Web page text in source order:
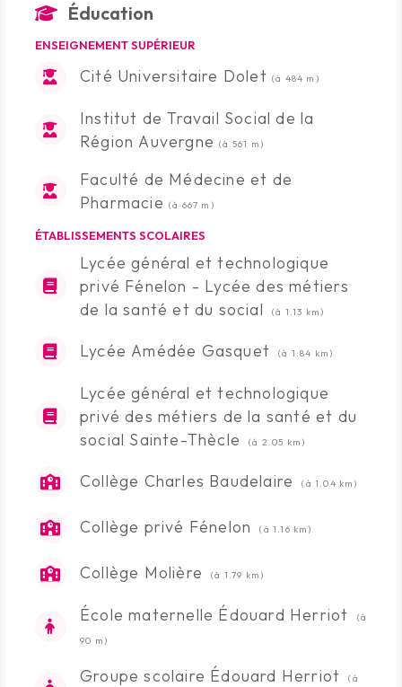
Éducation
ENSEIGNEMENT SUPÉRIEUR
Cité Universitaire Dolet (à 484 m)
Institut de Travail Social de la
Région Auvergne(à 561 m)
Faculté de Médecine et de
Pharmacie (à 667 m)
ÉTABLISSEMENTS SCOLAIRES
Lycée général et technologique
privé Fénelon - Lycée des métiers
de la santé et du social
(à 1.13 km)
Lycée Amédée Gasquet (à 1.84 km)
Lycée général et technologique
privé des métiers de la santé et du
social Sainte-Thècle
(à 2.05 km)
Collège Charles Baudelaire (à 1.04 km)
Collège privé Fénelon (à 1.16 km)
Collège Molière (à 1.79 km)
École maternelle Édouard Herriot
(à
90 m)
Groupe scolaire Édouard Herriot
(à